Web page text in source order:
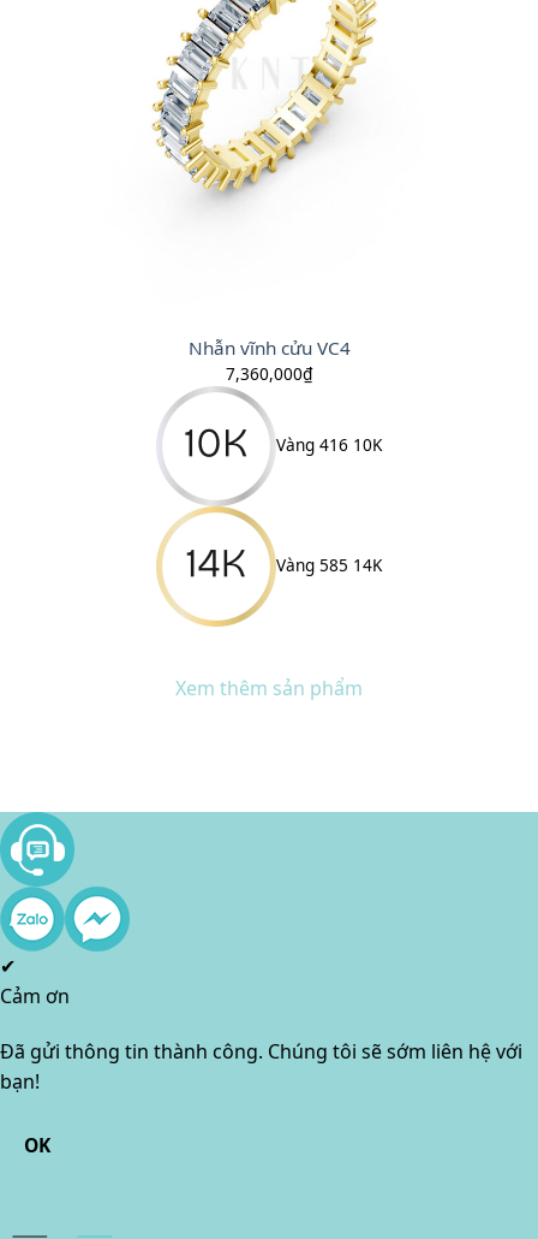
Nhẫn vĩnh cửu VC4
7,360,000₫
Vàng 416 10K
Vàng 585 14K
Xem thêm sản phẩm
✔
Cảm ơn
Đã gửi thông tin thành công. Chúng tôi sẽ sớm liên hệ với
bạn!
OK